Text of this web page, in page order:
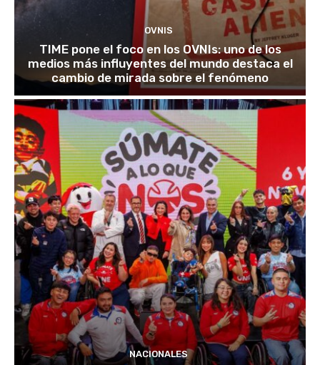
OVNIS
TIME pone el foco en los OVNIs: uno de los
medios más influyentes del mundo destaca el
cambio de mirada sobre el fenómeno
NACIONALES